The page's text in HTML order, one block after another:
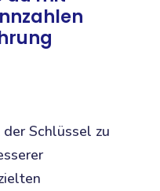
Schlüssel zu